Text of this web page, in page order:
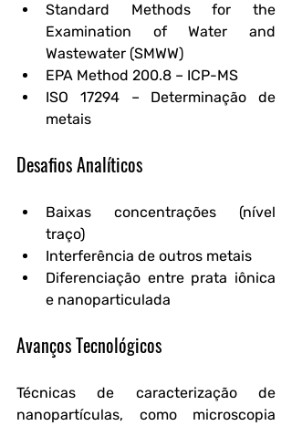
Standard Methods for the
Examination of Water and
Wastewater (SMWW)
EPA Method 200.8 – ICP-MS
ISO 17294 – Determinação de
metais
Desafios Analíticos
Baixas concentrações (nível
traço)
Interferência de outros metais
Diferenciação entre prata iônica
e nanoparticulada
Avanços Tecnológicos
Técnicas de caracterização de
nanopartículas, como microscopia